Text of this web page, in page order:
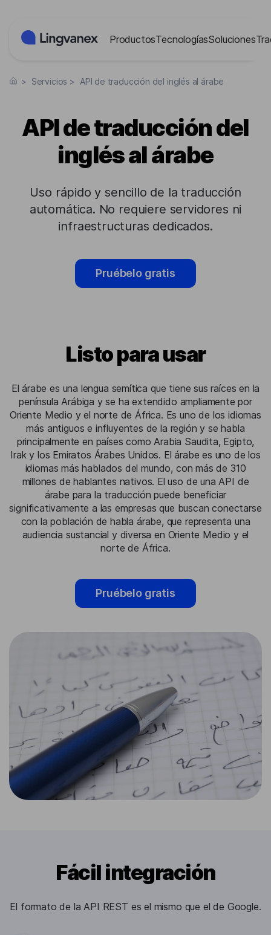
ProductosTecnologíasSoluciones
> Servicios > API de traducción del inglés al árabe
API de traducción del
inglés al árabe
Uso rápido y sencillo de la traducción
automática. No requiere servidores ni
infraestructuras dedicados.
Pruébelo gratis
Listo para usar
El árabe es una lengua semítica que tiene sus raíces en la
península Arábiga y se ha extendido ampliamente por
Oriente Medio y el norte de África. Es uno de los idiomas
más antiguos e influyentes de la región y se habla
principalmente en países como Arabia Saudita, Egipto,
Irak y los Emiratos Árabes Unidos. El árabe es uno de los
idiomas más hablados del mundo, con más de 310
millones de hablantes nativos. El uso de una API de
árabe para la traducción puede beneficiar
significativamente a las empresas que buscan conectarse
con la población de habla árabe, que representa una
audiencia sustancial y diversa en Oriente Medio y el
norte de África.
Pruébelo gratis
Fácil integración
El formato de la API REST es el mismo que el de Google.